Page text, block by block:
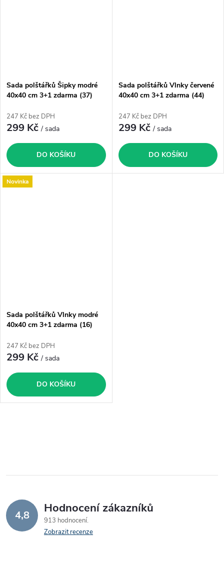
Sada polštářků Šipky modré
40x40 cm 3+1 zdarma (37)
247 Kč bez DPH
299 Kč/ sada
DO KOŠÍKU
Sada polštářků Vlnky červené
40x40 cm 3+1 zdarma (44)
247 Kč bez DPH
299 Kč/ sada
DO KOŠÍKU
Novinka
Sada polštářků Vlnky modré
40x40 cm 3+1 zdarma (16)
247 Kč bez DPH
299 Kč/ sada
DO KOŠÍKU
l
d
a
4,8 Hodnocení zákazníků
913 hodnocení
Zobrazit recenze